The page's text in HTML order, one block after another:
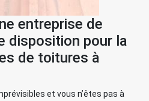
entreprise de
disposition pour la
de toitures à
et vous n’êtes pas à